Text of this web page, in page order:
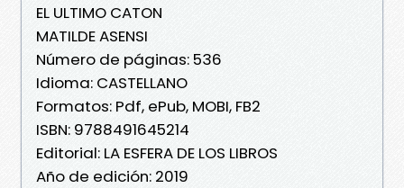
EL ULTIMO CATON
MATILDE ASENSI
Número de páginas: 536
Idioma: CASTELLANO
Formatos: Pdf, ePub, MOBI, FB2
ISBN: 9788491645214
Editorial: LA ESFERA DE LOS LIBROS
Año de edición: 2019